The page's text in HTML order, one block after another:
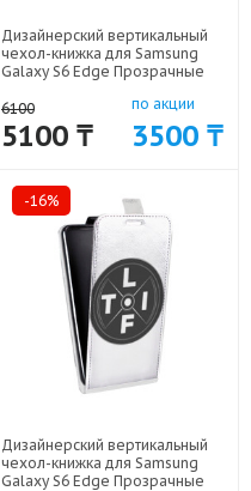
Дизайнерский вертикальный
чехол-книжка для Samsung
Galaxy S6 Edge Прозрачные
18337
6100
5100 ₸
по акции
3500 ₸
-16%
Дизайнерский вертикальный
чехол-книжка для Samsung
Galaxy S6 Edge Прозрачные